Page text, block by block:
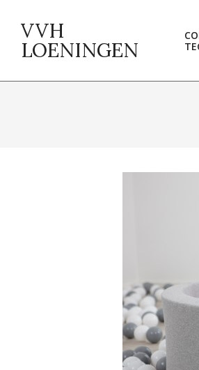
contentVVH
LOENINGEN